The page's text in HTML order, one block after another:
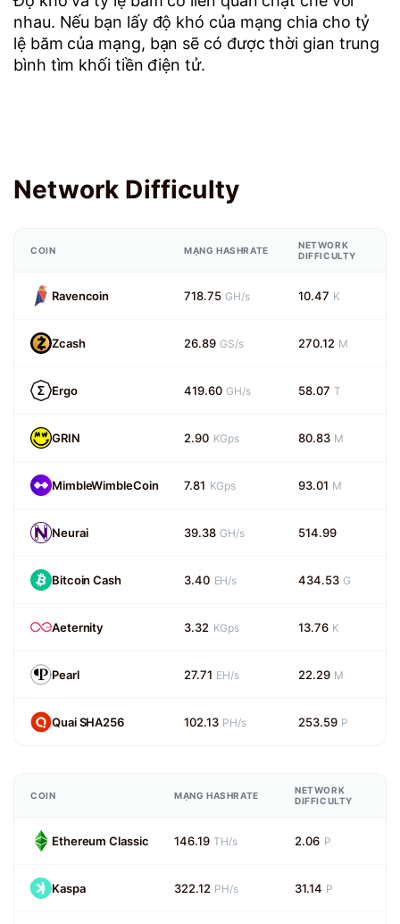
nhau. Nếu bạn lấy độ khó của mạng chia cho tỷ
lệ băm của mạng, bạn sẽ có được thời gian trung
bình tìm khối tiền điện tử.
Network Difficulty
COIN MẠNG HASHRATE
NETWORK
DIFFICULTY
Ravencoin 718.75 GH/s 10.47 K
Zcash 26.89 GS/s 270.12 M
Ergo 419.60 GH/s 58.07 T
GRIN 2.90 KGps 80.83 M
MimbleWimbleCoin 7.81 KGps 93.01 M
Neurai 39.38 GH/s 514.99
Bitcoin Cash 3.40 EH/s 434.53 G
Aeternity 3.32 KGps 13.76 K
Pearl 27.71 EH/s 22.29 M
Quai SHA256 102.13 PH/s 253.59 P
COIN MẠNG HASHRATE
NETWORK
DIFFICULTY
Ethereum Classic 146.19 TH/s 2.06 P
Kaspa 322.12 PH/s 31.14 P